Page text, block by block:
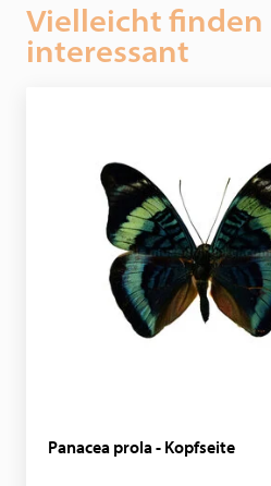
Vielleicht finden
interessant
Panacea prola - Kopfseite